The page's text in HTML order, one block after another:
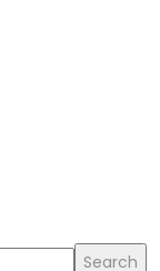
Search